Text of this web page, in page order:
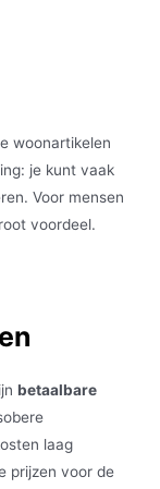
woonartikelen
je kunt vaak
Voor mensen
voordeel.
betaalbare
laag
prijzen voor de